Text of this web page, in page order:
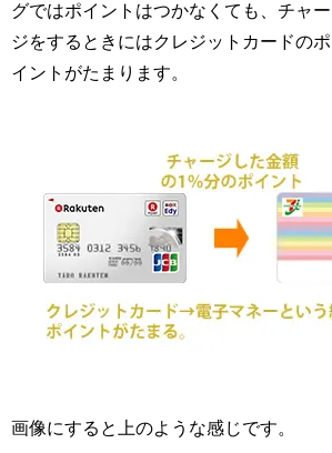
グではポイントはつかなくても、チャー
ジをするときにはクレジットカードのポ
イントがたまります。
画像にすると上のような感じです。